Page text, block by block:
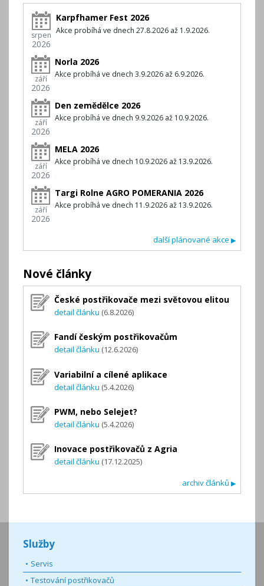
srpen
2026
Karpfhamer Fest 2026
Akce probíhá ve dnech 27.8.2026 až 1.9.2026.
září
2026
Norla 2026
Akce probíhá ve dnech 3.9.2026 až 6.9.2026.
září
2026
Den zemědělce 2026
Akce probíhá ve dnech 9.9.2026 až 10.9.2026.
září
2026
MELA 2026
Akce probíhá ve dnech 10.9.2026 až 13.9.2026.
září
2026
Targi Rolne AGRO POMERANIA 2026
Akce probíhá ve dnech 11.9.2026 až 13.9.2026.
další plánované akce ▶
Nové články
České postřikovače mezi světovou elitou
detail článku (6.8.2026)
Fandí českým postřikovačům
detail článku (12.6.2026)
Variabilní a cílené aplikace
detail článku (5.4.2026)
PWM, nebo Selejet?
detail článku (5.4.2026)
Inovace postřikovačů z Agria
detail článku (17.12.2025)
archiv článků ▶
Služby
Servis
Testování postřikovačů